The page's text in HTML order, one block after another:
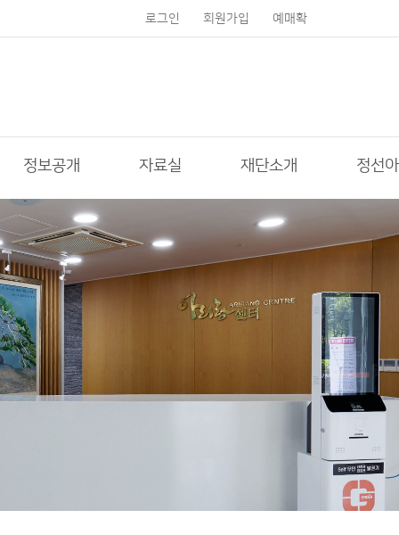
로그인 회원가입 예매확
정보공개 자료실 재단소개 정선